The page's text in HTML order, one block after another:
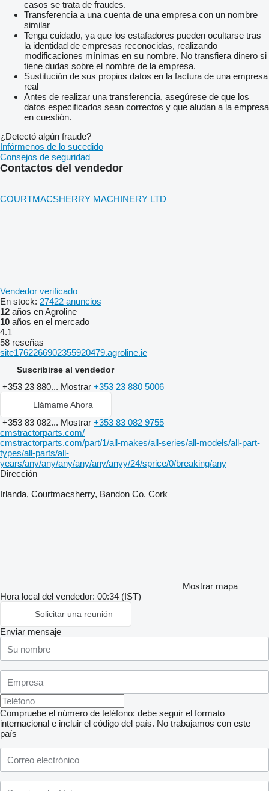
casos se trata de fraudes.
Transferencia a una cuenta de una empresa con un nombre
similar
Tenga cuidado, ya que los estafadores pueden ocultarse tras
la identidad de empresas reconocidas, realizando
modificaciones mínimas en su nombre. No transfiera dinero si
tiene dudas sobre el nombre de la empresa.
Sustitución de sus propios datos en la factura de una empresa
real
Antes de realizar una transferencia, asegúrese de que los
datos especificados sean correctos y que aludan a la empresa
en cuestión.
¿Detectó algún fraude?
Infórmenos de lo sucedido
Consejos de seguridad
Contactos del vendedor
COURTMACSHERRY MACHINERY LTD
Vendedor verificado
En stock: 27422 anuncios
12 años en Agroline
10 años en el mercado
4.1
58 reseñas
site1762266902355920479.agroline.ie
Suscribirse al vendedor
+353 23 880... Mostrar +353 23 880 5006
Llámame Ahora
+353 83 082... Mostrar +353 83 082 9755
cmstractorparts.com/
cmstractorparts.com/part/1/all-makes/all-series/all-models/all-part-
types/all-parts/all-
years/any/any/any/any/any/anyy/24/sprice/0/breaking/any
Dirección
Irlanda, Courtmacsherry, Bandon Co. Cork
Mostrar mapa
Hora local del vendedor: 00:34 (IST)
Solicitar una reunión
Enviar mensaje
Compruebe el número de teléfono: debe seguir el formato
internacional e incluir el código del país. No trabajamos con este
país